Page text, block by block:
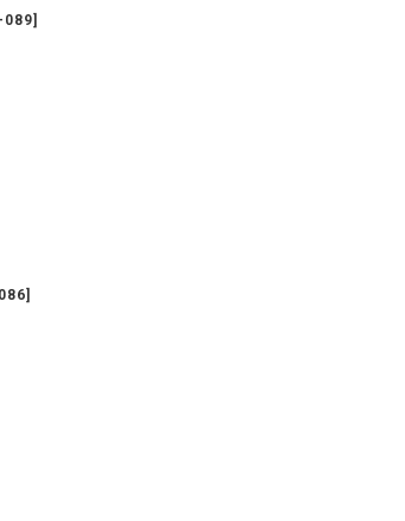
089]
]